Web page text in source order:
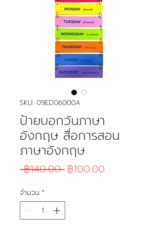
SKU: 09ED06000A
ป้ายบอกวันภาษา
อังกฤษ สื่อการสอน
ภาษาอังกฤษ
฿140.00 ราคาปกติ
฿100.00
จำนวน *